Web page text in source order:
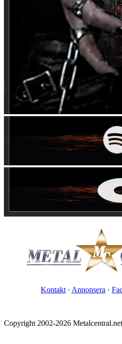
Kontakt · Annonsera ·
Copyright 2002-2026